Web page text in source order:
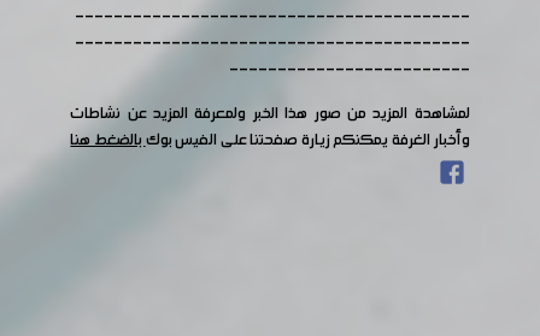
-----------------------------------------
-----------------------------------------
-------------------------
لمشاهدة المزيد من صور هذا الخبر ولمعرفة المزيد عن نشاطات
وأخبار الغرفة يمكنكم زيارة صفحتنا على الفيس بوكبالضغط هنا